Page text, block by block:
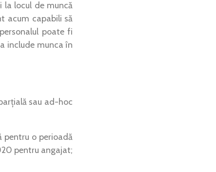
la locul de muncă
acum capabili să
poate fi
include munca în
sau ad-hoc
pentru o perioadă
pentru angajat;